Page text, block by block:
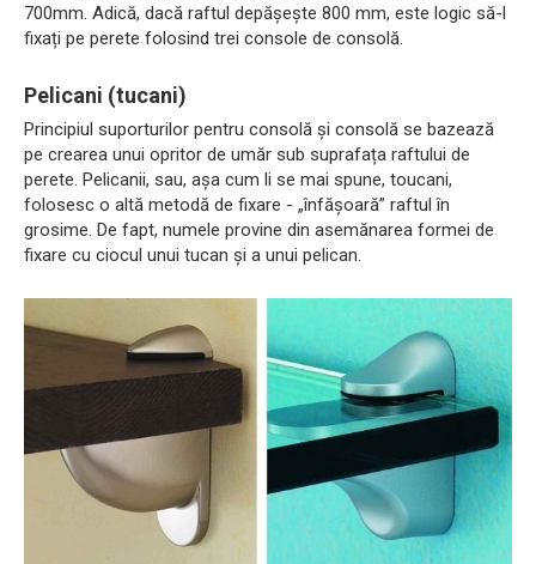
700mm. Adică, dacă raftul depășește 800 mm, este logic să-l
fixați pe perete folosind trei console de consolă.
Pelicani (tucani)
Principiul suporturilor pentru consolă și consolă se bazează
pe crearea unui opritor de umăr sub suprafața raftului de
perete. Pelicanii, sau, așa cum li se mai spune, toucani,
folosesc o altă metodă de fixare - „înfășoară” raftul în
grosime. De fapt, numele provine din asemănarea formei de
fixare cu ciocul unui tucan și a unui pelican.